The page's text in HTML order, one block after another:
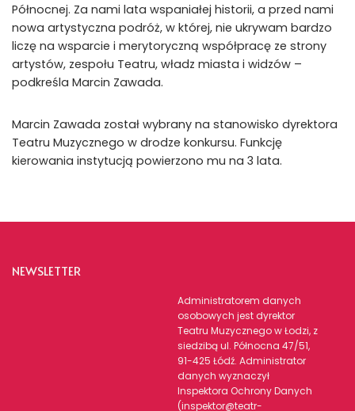
Północnej. Za nami lata wspaniałej historii, a przed nami
nowa artystyczna podróż, w której, nie ukrywam bardzo
liczę na wsparcie i merytoryczną współpracę ze strony
artystów, zespołu Teatru, władz miasta i widzów –
podkreśla Marcin Zawada.
Marcin Zawada został wybrany na stanowisko dyrektora
Teatru Muzycznego w drodze konkursu. Funkcję
kierowania instytucją powierzono mu na 3 lata.
NEWSLETTER
Administratorem danych
osobowych jest dyrektor
Teatru Muzycznego w Łodzi, z
siedzibą ul. Północna 47/51,
91-425 Łódź. Administrator
danych wyznaczył
Inspektora Ochrony Danych
(inspektor@teatr-